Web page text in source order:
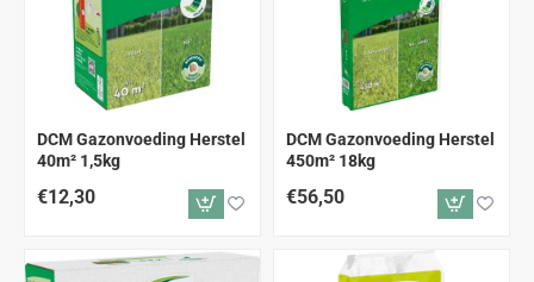
DCM Gazonvoeding Herstel
40m² 1,5kg
€12,30
DCM Gazonvoeding Herstel
450m² 18kg
€56,50